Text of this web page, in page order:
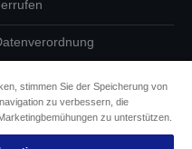
Cookies
stimmen Sie der Speicherung von
zu verbessern, die
zu unterstützen.